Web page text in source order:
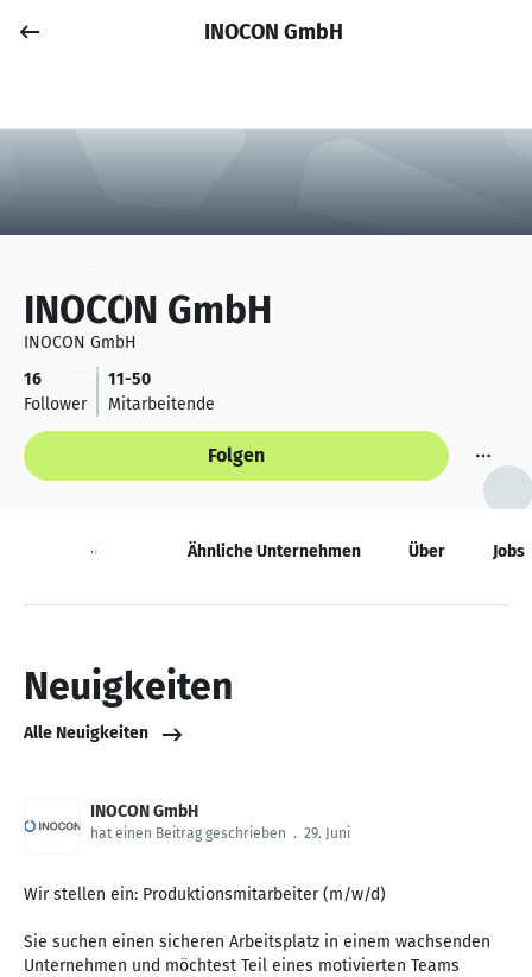
Anmelden
INOCON GmbH
INOCON GmbH
INOCON GmbH
16
Follower
11-50
Mitarbeitende
Folgen
Neuigkeiten Ähnliche Unternehmen Über Jobs
Neuigkeiten
Alle Neuigkeiten
INOCON GmbH
hat einen Beitrag geschrieben . 29. Juni
Wir stellen ein: Produktionsmitarbeiter (m/w/d)
Sie suchen einen sicheren Arbeitsplatz in einem wachsenden
Unternehmen und möchtest Teil eines motivierten Teams